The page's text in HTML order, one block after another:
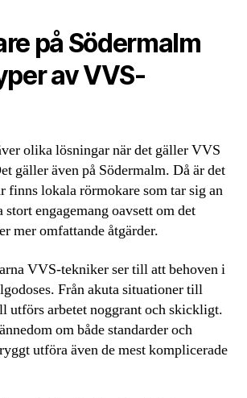
på Södermalm
av VVS-
olika lösningar när det gäller VVS
gäller även på Södermalm. Då är det
finns lokala rörmokare som tar sig an
engagemang oavsett om det
mer omfattande åtgärder.
VVS-tekniker ser till att behoven i
Från akuta situationer till
utförs arbetet noggrant och skickligt.
om både standarder och
utföra även de mest komplicerade